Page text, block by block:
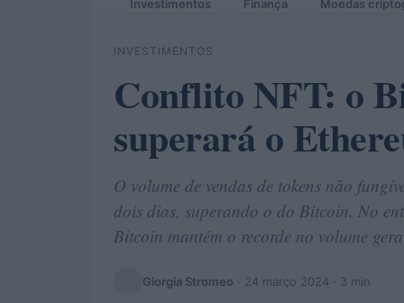
Investimentos Finança Moedas
INVESTIMENTOS
Conflito NFT: o
superará o
O volume de vendas de tokens não
dois dias, superando o do Bitcoin. No
Bitcoin mantém o recorde no volume
Giorgia Stromeo · 24 março 2024 · 3 min